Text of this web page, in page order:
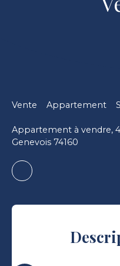
Vente Appartement
Appartement à vendre,
Genevois 74160